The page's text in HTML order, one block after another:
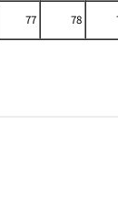
77 78